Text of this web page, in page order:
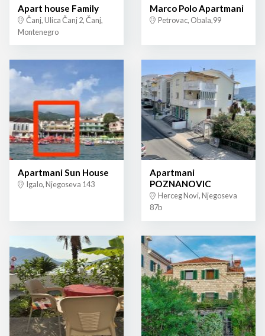
Apart house Family
Čanj, Ulica Čanj 2, Čanj,
Montenegro
Marco Polo Apartmani
Petrovac, Obala,99
Apartmani Sun House
Igalo, Njegoseva 143
Apartmani
POZNANOVIC
Herceg Novi, Njegoseva
87b